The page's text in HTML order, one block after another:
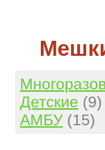
Детские (9)
АМБУ (15)